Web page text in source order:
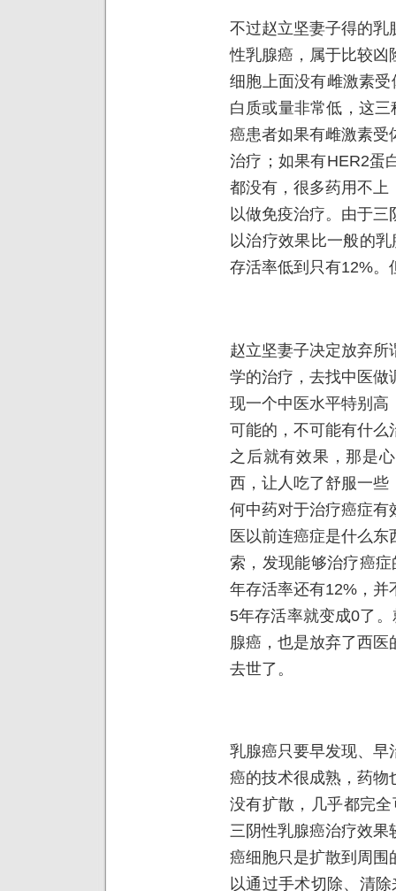
不过赵立坚妻子得的乳
性乳腺癌，属于比较凶
细胞上面没有雌激素
白质或量非常低，这三
癌患者如果有雌激素受
治疗；如果有HER2蛋
都没有，很多药用不上
以做免疫治疗。由于
以治疗效果比一般的
存活率低到只有12%。
赵立坚妻子决定放弃
学的治疗，去找中医做
现一个中医水平特别高
可能的，不可能有什么
之后就有效果，那是
西，让人吃了舒服一些
何中药对于治疗癌症有
医以前连癌症是什么
索，发现能够治疗癌
年存活率还有12%，并
5年存活率就变成0了
腺癌，也是放弃了西
去世了。
乳腺癌只要早发现、早
癌的技术很成熟，药物
没有扩散，几乎都完
三阴性乳腺癌治疗效果
癌细胞只是扩散到周围
以通过手术切除、清